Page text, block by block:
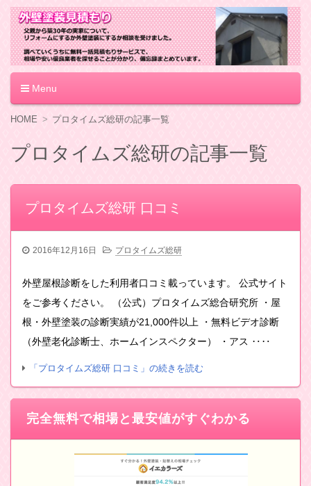
外壁塗装見積もり
Menu
コ
テ
ン
へ
動
HOME プロタイムズ総研の記事一覧
プロタイムズ総研の記事一覧
プロタイムズ総研 口コミ
2016年12月16日 プロタイムズ総研
外壁屋根診断をした利用者口コミ載っています。 公式サイト
をご参考ください。 （公式）プロタイムズ総合研究所 ・屋
根・外壁塗装の診断実績が21,000件以上 ・無料ビデオ診断
（外壁老化診断士、ホームインスペクター） ・アス ‥‥
「プロタイムズ総研 口コミ」の続きを読む
完全無料で相場と最安値がすぐわかる